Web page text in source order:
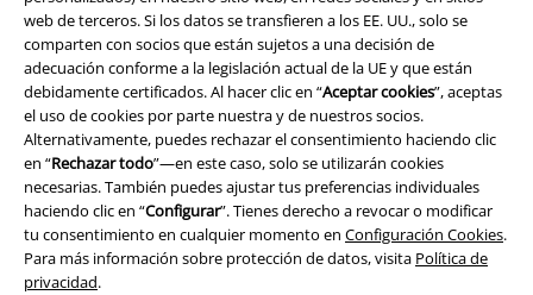
web de terceros. Si los datos se transfieren a los EE. UU., solo se
comparten con socios que están sujetos a una decisión de
adecuación conforme a la legislación actual de la UE y que están
debidamente certificados. Al hacer clic en “Aceptar cookies”, aceptas
el uso de cookies por parte nuestra y de nuestros socios.
Alternativamente, puedes rechazar el consentimiento haciendo clic
en “Rechazar todo”—en este caso, solo se utilizarán cookies
necesarias. También puedes ajustar tus preferencias individuales
haciendo clic en “Configurar”. Tienes derecho a revocar o modificar
tu consentimiento en cualquier momento en Configuración Cookies.
Para más información sobre protección de datos, visita Política de
privacidad.
Seguridad